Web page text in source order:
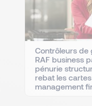
Contrôleurs de
RAF business
pénurie
rebat les
management